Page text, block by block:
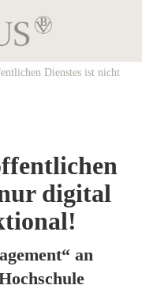
Dienstes ist nicht
digital
an